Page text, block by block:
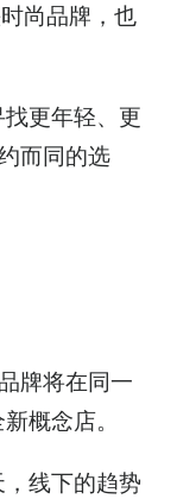
尚品牌，也
更年轻、更
而同的选
牌将在同一
概念店。
线下的趋势